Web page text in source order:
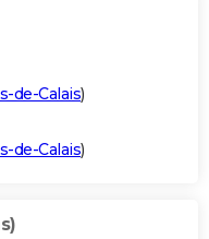
de-Calais)
de-Calais)